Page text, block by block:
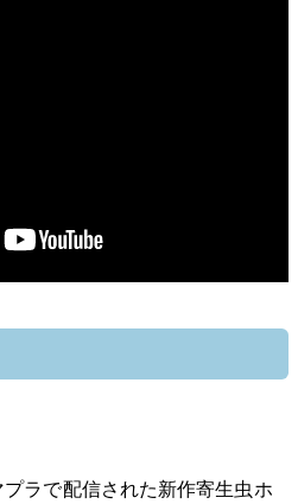
ラで配信された新作寄生虫ホ